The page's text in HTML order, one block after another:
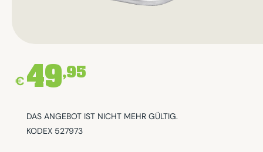
DAS ANGEBOT IST NICHT MEHR GÜLTIG.
KODEX 527973
€49,95